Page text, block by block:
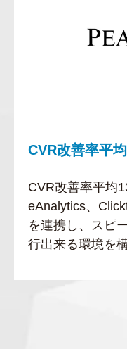
CVR改善率平
CVR改善率平均
eAnalytics、
を連携し、スピ
行出来る環境を